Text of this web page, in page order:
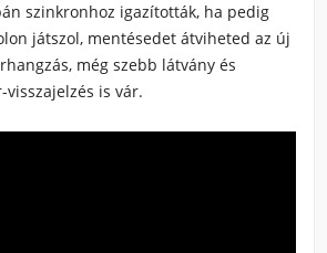
szinkronhoz igazították, ha pedig
játszol, mentésedet átviheted az új
még szebb látvány és
is vár.